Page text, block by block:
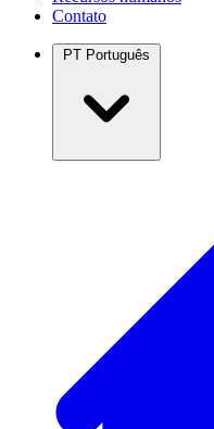
Contato
PT Português